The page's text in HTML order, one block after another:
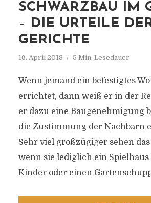
SCHWARZBAU IM
– DIE URTEILE
GERICHTE
16. April 2018 5 Min. Lesedauer
Wenn jemand ein befestigtes
errichtet, dann weiß er in der
er dazu eine Baugenehmigung
die Zustimmung der Nachbarn
Sehr viel großzügiger sehen
wenn sie lediglich ein
Kinder oder einen